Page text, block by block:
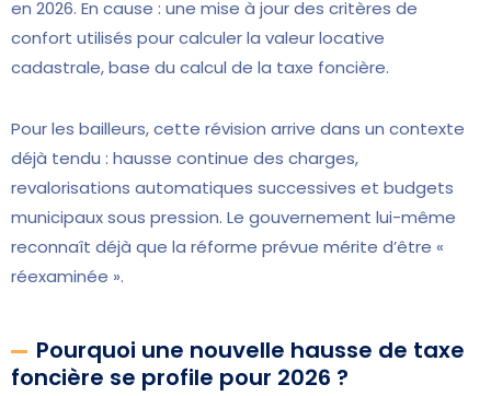
en 2026. En cause : une mise à jour des critères de
confort utilisés pour calculer la valeur locative
cadastrale, base du calcul de la taxe foncière.
Pour les bailleurs, cette révision arrive dans un contexte
déjà tendu : hausse continue des charges,
revalorisations automatiques successives et budgets
municipaux sous pression. Le gouvernement lui-même
reconnaît déjà que la réforme prévue mérite d’être «
réexaminée ».
Pourquoi une nouvelle hausse de taxe
foncière se profile pour 2026 ?